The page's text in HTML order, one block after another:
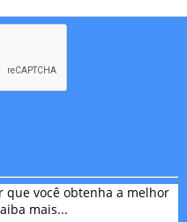
que você obtenha a melhor
mais...